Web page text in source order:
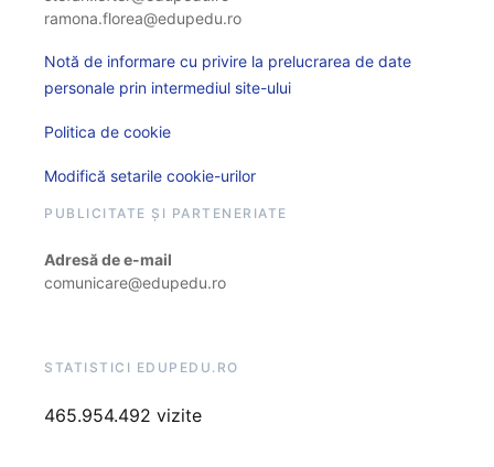
ramona.florea@edupedu.ro
Notă de informare cu privire la prelucrarea de date
personale prin intermediul site-ului
Politica de cookie
Modifică setarile cookie-urilor
PUBLICITATE ȘI PARTENERIATE
Adresă de e-mail
comunicare@edupedu.ro
STATISTICI EDUPEDU.RO
465.954.492 vizite